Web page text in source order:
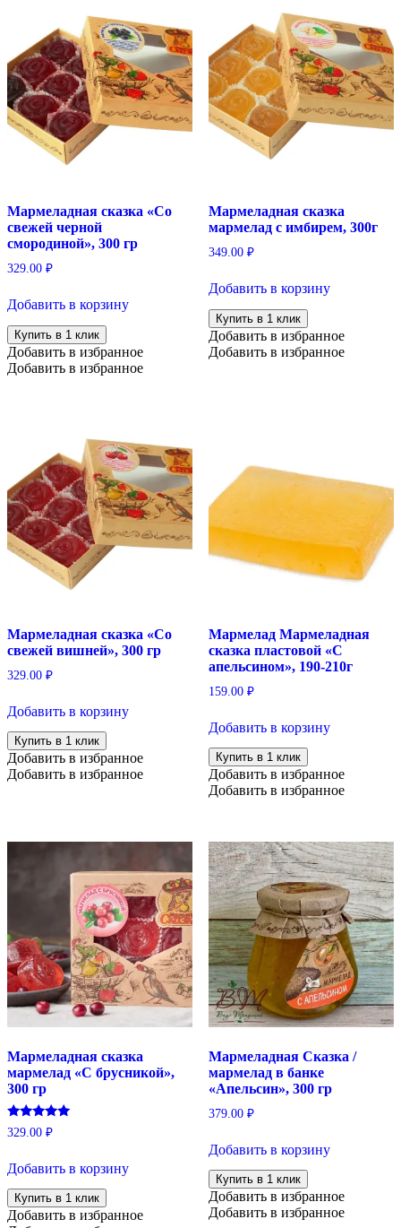
Мармеладная сказка «Со
свежей черной
смородиной», 300 гр
329.00 ₽
Добавить в корзину
Купить в 1 клик
Добавить в избранное
Добавить в избранное
Мармеладная сказка
мармелад с имбирем, 300г
349.00 ₽
Добавить в корзину
Купить в 1 клик
Добавить в избранное
Добавить в избранное
Мармеладная сказка «Со
свежей вишней», 300 гр
329.00 ₽
Добавить в корзину
Купить в 1 клик
Добавить в избранное
Добавить в избранное
Мармелад Мармеладная
сказка пластовой «С
апельсином», 190-210г
159.00 ₽
Добавить в корзину
Купить в 1 клик
Добавить в избранное
Добавить в избранное
Мармеладная сказка
мармелад «С брусникой»,
300 гр
Оценка
5.00
329.00 ₽
Добавить в корзину
Купить в 1 клик
Добавить в избранное
Мармеладная Сказка /
мармелад в банке
«Апельсин», 300 гр
379.00 ₽
Добавить в корзину
Купить в 1 клик
Добавить в избранное
Добавить в избранное